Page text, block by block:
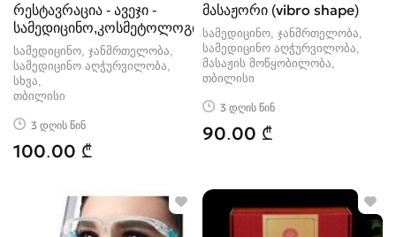
რესტავრაცია - ავეჯი -
სამედიცინო,კოსმეტოლოგიური
სამედიცინო, ჯანმრთელობა,
სამედიცინო აღჭურვილობა,
სხვა
თბილისი
3 დღის წინ
100.00 ₾
მასაჟორი (vibro shape)
სამედიცინო, ჯანმრთელობა,
სამედიცინო აღჭურვილობა,
მასაჟის მოწყობილობა
თბილისი
3 დღის წინ
90.00 ₾